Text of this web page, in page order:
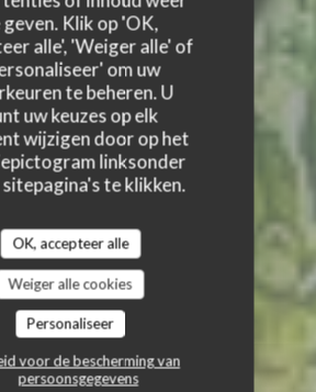
Klik op 'OK,
alle', 'Weiger alle' of
om uw
te beheren. U
uw keuzes op elk
wijzigen door op het
linksonder
sitepagina's te klikken.
OK, accepteer alle
Weiger alle cookies
Personaliseer
voor de bescherming van
persoonsgegevens